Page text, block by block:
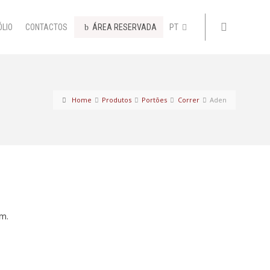
CONTACTOS ÁREA RESERVADA PT
Home Produtos Portões Correr Aden